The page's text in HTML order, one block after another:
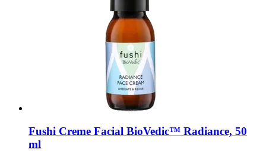
Fushi Creme Facial BioVedic™ Radiance, 50
ml